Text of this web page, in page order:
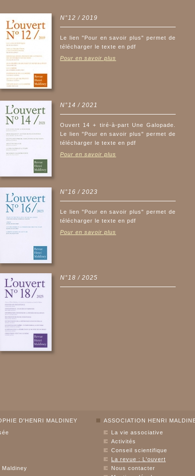
N°12 / 2019
Le lien "Pour en savoir plus" permet de
télécharger le texte en pdf
Pour en savoir plus
N°14 / 2021
Ouvert 14 + tiré-à-part Une Galopade.
Le lien "Pour en savoir plus" permet de
télécharger le texte en pdf
Pour en savoir plus
N°16 / 2023
Le lien "Pour en savoir plus" permet de
télécharger le texte en pdf
Pour en savoir plus
N°18 / 2025
D'HENRI MALDINEY ASSOCIATION HENRI
La vie associative
Activités
Conseil scientifique
La revue : L'ouvert
Nous contacter